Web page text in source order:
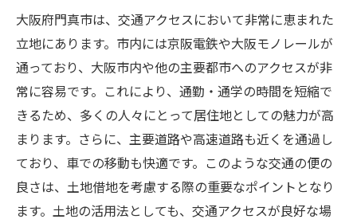
大阪府門真市は、交通アクセスにおいて非常に恵まれた
立地にあります。市内には京阪電鉄や大阪モノレールが
通っており、大阪市内や他の主要都市へのアクセスが非
常に容易です。これにより、通勤・通学の時間を短縮で
きるため、多くの人々にとって居住地としての魅力が高
まります。さらに、主要道路や高速道路も近くを通過し
ており、車での移動も快適です。このような交通の便の
良さは、土地借地を考慮する際の重要なポイントとなり
ます。土地の活用法としても、交通アクセスが良好な場